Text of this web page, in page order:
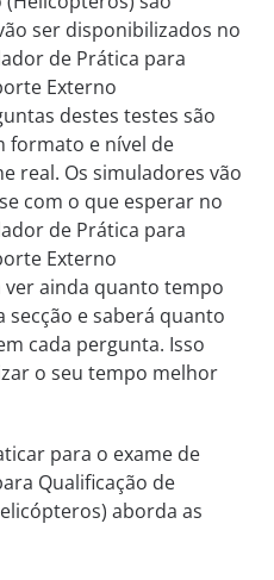
ser disponibilizados no
de Prática para
Externo
destes testes são
formato e nível de
real. Os simuladores vão
com o que esperar no
de Prática para
Externo
ainda quanto tempo
secção e saberá quanto
cada pergunta. Isso
o seu tempo melhor
para o exame de
Qualificação de
aborda as